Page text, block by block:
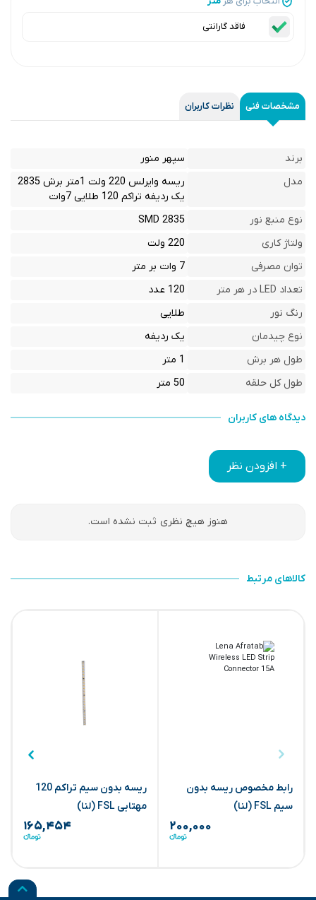
فاقد گارانتی
مشخصات فنی نظرات کاربران
برند
سپهر منور
مدل
ریسه وایرلس 220 ولت 1متر برش 2835
یک ردیفه تراکم 120 طلایی 7وات
نوع منبع نور
SMD 2835
ولتاژ کاری
220 ولت
توان مصرفی
7 وات بر متر
تعداد LED در هر متر
120 عدد
رنگ نور
طلایی
نوع چیدمان
یک ردیفه
طول هر برش
1 متر
طول کل حلقه
50 متر
دیدگاه های کاربران
+ افزودن نظر
هنوز هیچ نظری ثبت نشده است.
کالاهای مرتبط
رابط مخصوص ریسه بدون
سیم FSL (لنا)
۲۰۰,۰۰۰
ریسه بدون سیم تراکم 120
مهتابی FSL (لنا)
۱۶۵,۴۵۴